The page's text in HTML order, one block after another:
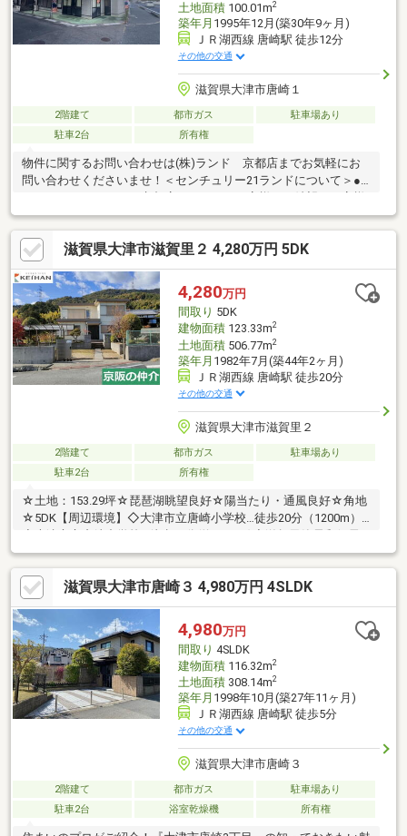
土地面積100.01m2
築年月 1995年12月(築30年9ヶ月)
ＪＲ湖西線 唐崎駅 徒歩12分
その他の交通
滋賀県大津市唐崎１
2階建て 都市ガス
駐車場あり
駐車2台
所有権
物件に関するお問い合わせは(株)ランド 京都店までお気軽にお
問い合わせくださいませ！＜センチュリー21ランドについて＞●
の目線でご満足いただけるお住いを全力でお探し致します！●購
入・売却・ローンのご相談など、些細なことでもお気軽にご相談
下さいませ！●リフォームのご相談も承っております。○京阪鴨東
線 「出町柳」駅 徒歩約6分○京都市営地下鉄烏丸線 「今出川」駅
徒歩約10分○営業時間：10：00～20：00（火曜日・水曜日定休日
※祝日は営業）
滋賀県大津市滋賀里２ 4,280万円 5DK
4,280万円
間取り 5DK
建物面積123.33m2
土地面積506.77m2
築年月 1982年7月(築44年2ヶ月)
ＪＲ湖西線 唐崎駅 徒歩20分
その他の交通
滋賀県大津市滋賀里２
2階建て 都市ガス
駐車場あり
駐車2台
所有権
☆土地：153.29坪☆琵琶湖眺望良好☆陽当たり・通風良好☆角地
☆5DK【周辺環境】◇大津市立唐崎小学校…徒歩20分（1200m）
7分(約500m)◇フレンドマート唐崎店…徒歩13分(約1000m)◇ジッ
プドラッグ 唐崎店…徒歩13分(約1000m)◇ひかり病院…徒歩18分
(徒歩1400m)◇アヤハディオ西大津店…徒歩13分(約1000m)◇クス
リのアオキ 唐崎店…徒歩13分(約1000m)◇複合ショッピング施設
ブランチ 大津京…車で8分（約3.4ｋｍ）◇大津赤十字病院…車で
17分（約6.5ｋｍ）◇大津市民病院…車で20分（約7.8ｋｍ）
滋賀県大津市唐崎３ 4,980万円 4SLDK
4,980万円
間取り 4SLDK
建物面積116.32m2
土地面積308.14m2
築年月 1998年10月(築27年11ヶ月)
ＪＲ湖西線 唐崎駅 徒歩5分
その他の交通
滋賀県大津市唐崎３
2階建て 都市ガス
駐車場あり
駐車2台
浴室乾燥機 所有権